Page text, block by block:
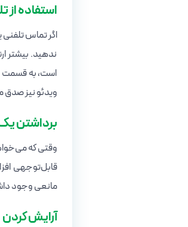
استفاده از
اگر تماس
ندهید. بیشتر
است، به قسمت
ویدئو نیز صدق
برداشتن
وقتی که
قابل‌توجهی
مانعی وجود
آرایش کردن